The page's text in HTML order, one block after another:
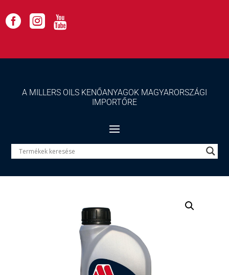
  
A MILLERS OILS KENŐANYAGOK MAGYARORSZÁGI
IMPORTŐRE